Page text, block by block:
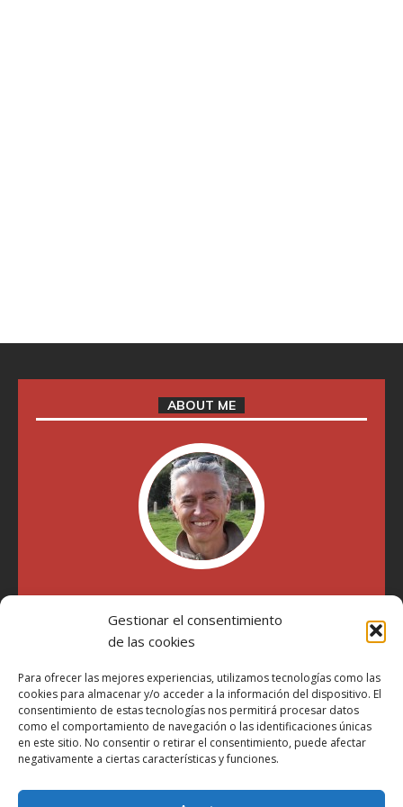
Gestionar el consentimiento
de las cookies
Para ofrecer las mejores experiencias, utilizamos tecnologías como las
cookies para almacenar y/o acceder a la información del dispositivo. El
consentimiento de estas tecnologías nos permitirá procesar datos
como el comportamiento de navegación o las identificaciones únicas
en este sitio. No consentir o retirar el consentimiento, puede afectar
negativamente a ciertas características y funciones.
ABOUT ME
"Soy Manel Hospido, nací en Valencia en 1969 y desde el
año 2007 he escrito sobre motos en distintos medios.
Millatrece.com es una apuesta por escribir sobre lo que me
participa"
Aviso Legal
Política de Privacidad